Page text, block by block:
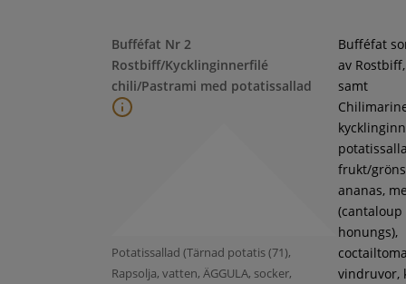
Bufféfat Nr 2
Rostbiff/Kycklinginnerfilé
chili/Pastrami med potatissallad
Potatissallad (Tärnad potatis (71),
Rapsolja, vatten, ÄGGULA, socker,
Bufféfat
av
samt
frukt/
ananas,
(cantaloup
honungs),
vindruvor,